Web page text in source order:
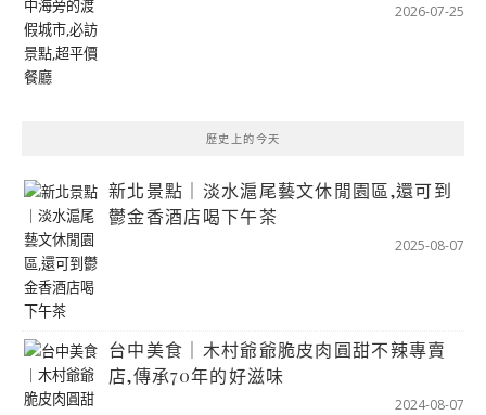
2026-07-25
歷史上的今天
新北景點｜淡水滬尾藝文休閒園區,還可到
鬱金香酒店喝下午茶
2025-08-07
台中美食｜木村爺爺脆皮肉圓甜不辣專賣
店,傳承70年的好滋味
2024-08-07